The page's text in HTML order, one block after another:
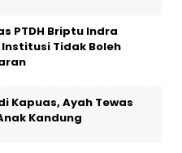
PTDH Briptu Indra
Tidak Boleh
Kapuas, Ayah Tewas
Kandung